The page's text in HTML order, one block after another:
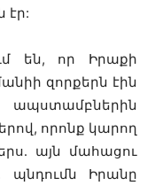
էր:
են, որ Իրաքի
զորքերն էին
որոնք կարող
այն մահացու
պնդումն Իրանը